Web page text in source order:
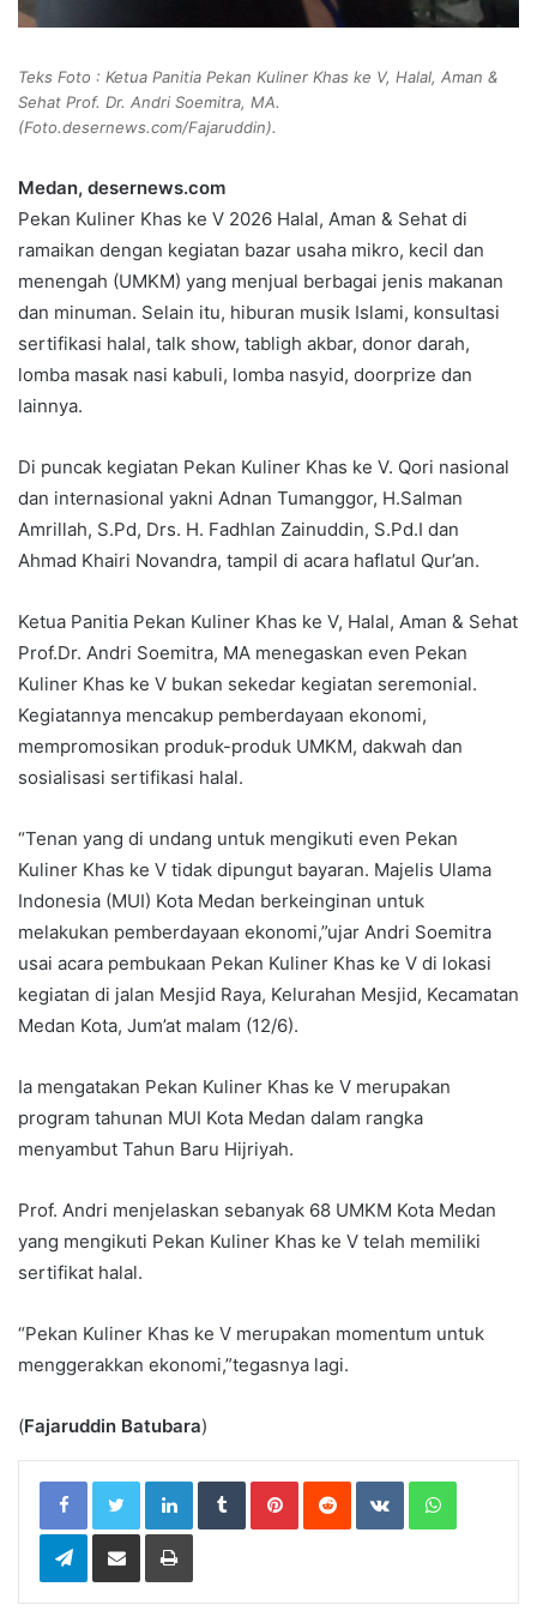
Teks Foto : Ketua Panitia Pekan Kuliner Khas ke V, Halal, Aman &
Sehat Prof. Dr. Andri Soemitra, MA.
(Foto.desernews.com/Fajaruddin).
Medan, desernews.com
Pekan Kuliner Khas ke V 2026 Halal, Aman & Sehat di
ramaikan dengan kegiatan bazar usaha mikro, kecil dan
menengah (UMKM) yang menjual berbagai jenis makanan
dan minuman. Selain itu, hiburan musik Islami, konsultasi
sertifikasi halal, talk show, tabligh akbar, donor darah,
lomba masak nasi kabuli, lomba nasyid, doorprize dan
lainnya.
Di puncak kegiatan Pekan Kuliner Khas ke V. Qori nasional
dan internasional yakni Adnan Tumanggor, H.Salman
Amrillah, S.Pd, Drs. H. Fadhlan Zainuddin, S.Pd.I dan
Ahmad Khairi Novandra, tampil di acara haflatul Qur’an.
Ketua Panitia Pekan Kuliner Khas ke V, Halal, Aman & Sehat
Prof.Dr. Andri Soemitra, MA menegaskan even Pekan
Kuliner Khas ke V bukan sekedar kegiatan seremonial.
Kegiatannya mencakup pemberdayaan ekonomi,
mempromosikan produk-produk UMKM, dakwah dan
sosialisasi sertifikasi halal.
“Tenan yang di undang untuk mengikuti even Pekan
Kuliner Khas ke V tidak dipungut bayaran. Majelis Ulama
Indonesia (MUI) Kota Medan berkeinginan untuk
melakukan pemberdayaan ekonomi,”ujar Andri Soemitra
usai acara pembukaan Pekan Kuliner Khas ke V di lokasi
kegiatan di jalan Mesjid Raya, Kelurahan Mesjid, Kecamatan
Medan Kota, Jum’at malam (12/6).
Ia mengatakan Pekan Kuliner Khas ke V merupakan
program tahunan MUI Kota Medan dalam rangka
menyambut Tahun Baru Hijriyah.
Prof. Andri menjelaskan sebanyak 68 UMKM Kota Medan
yang mengikuti Pekan Kuliner Khas ke V telah memiliki
sertifikat halal.
“Pekan Kuliner Khas ke V merupakan momentum untuk
menggerakkan ekonomi,”tegasnya lagi.
(Fajaruddin Batubara)
LinkedIn Tumblr Pinterest Reddit VKontakte
Telegram Print